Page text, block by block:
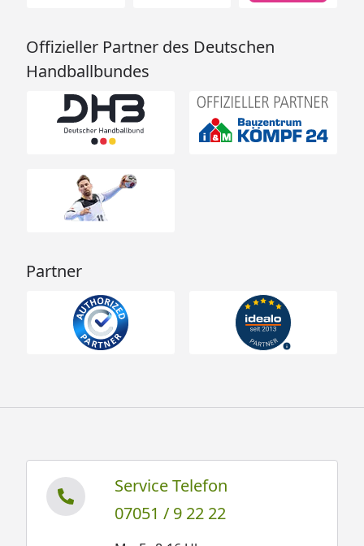
Offizieller Partner des Deutschen
Handballbundes
Partner
Service Telefon
07051 / 9 22 22